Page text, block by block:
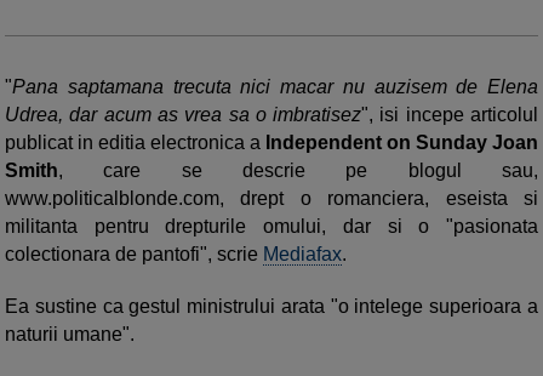
"Pana saptamana trecuta nici macar nu auzisem de Elena
Udrea, dar acum as vrea sa o imbratisez", isi incepe articolul
publicat in editia electronica a Independent on Sunday Joan
Smith, care se descrie pe blogul sau,
www.politicalblonde.com, drept o romanciera, eseista si
militanta pentru drepturile omului, dar si o "pasionata
colectionara de pantofi", scrie Mediafax.
Ea sustine ca gestul ministrului arata "o intelege superioara a
naturii umane".